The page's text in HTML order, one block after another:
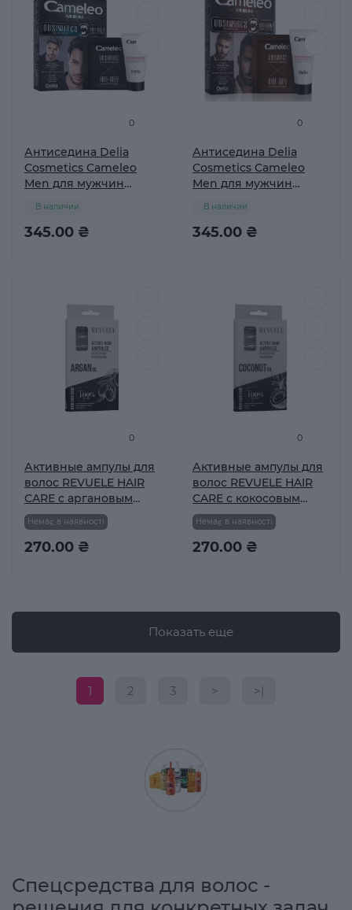
0
Антиседина Delia
Cosmetics Cameleo
Men для мужчин
345.00 ₴
В наличии
0
Антиседина Delia
Cosmetics Cameleo
Men для мужчин
345.00 ₴
В наличии
0
Активные ампулы для
волос REVUELE HAIR
CARE с аргановым
маслом 8x5мл
270.00 ₴
Немає в наявності
0
Активные ампулы для
волос REVUELE HAIR
CARE с кокосовым
маслом 8x5мл
270.00 ₴
Немає в наявності
Показать еще
1 2 3 > >|
Спецсредства для волос -